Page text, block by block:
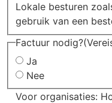
Lokale besturen
gebruik van een
Factuur nodig?
Ja
Nee
Voor organisaties: